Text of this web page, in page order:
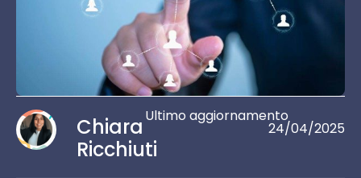
Chiara
Ricchiuti
Ultimo aggiornamento
24/04/2025